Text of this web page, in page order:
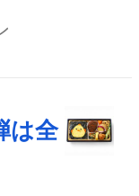
は全